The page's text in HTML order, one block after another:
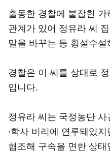
출동한 경찰에 붙잡힌
관계가 있어 정유라 씨
말을 바꾸는 등 횡설수
경찰은 이 씨를 상대로
입니다.
정유라 씨는 국정농단
·학사 비리에 연루돼있
협조해 구속을 면한 상태